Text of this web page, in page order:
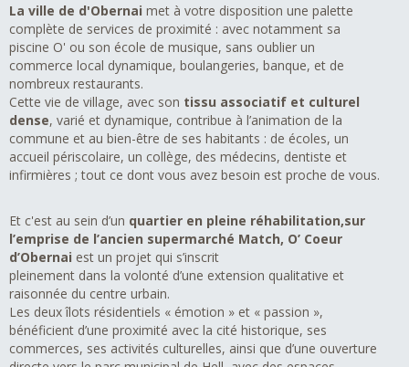
La ville de d'Obernai met à votre disposition une palette
complète de services de proximité : avec notamment sa
piscine O' ou son école de musique, sans oublier un
commerce local dynamique, boulangeries, banque, et de
nombreux restaurants.
Cette vie de village, avec son tissu associatif et culturel
dense, varié et dynamique, contribue à l’animation de la
commune et au bien-être de ses habitants : de écoles, un
accueil périscolaire, un collège, des médecins, dentiste et
infirmières ; tout ce dont vous avez besoin est proche de vous.
Et c'est au sein d’un quartier en pleine réhabilitation,sur
l’emprise de l’ancien supermarché Match, O’ Coeur
d’Obernai est un projet qui s’inscrit
pleinement dans la volonté d’une extension qualitative et
raisonnée du centre urbain.
Les deux îlots résidentiels « émotion » et « passion »,
bénéficient d’une proximité avec la cité historique, ses
commerces, ses activités culturelles, ainsi que d’une ouverture